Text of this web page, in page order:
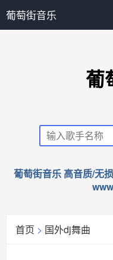
葡萄街音乐
葡
葡萄街音乐 高音质/无
首页 > 国外dj舞曲